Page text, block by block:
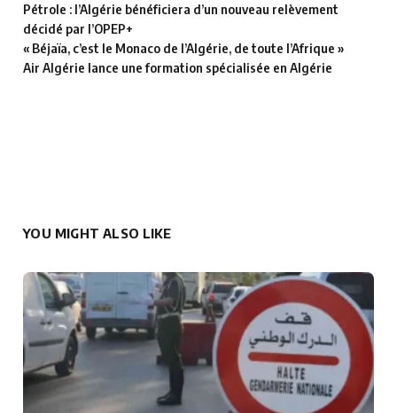
Pétrole : l’Algérie bénéficiera d’un nouveau relèvement
décidé par l’OPEP+
« Béjaïa, c’est le Monaco de l’Algérie, de toute l’Afrique »
Air Algérie lance une formation spécialisée en Algérie
YOU MIGHT ALSO LIKE